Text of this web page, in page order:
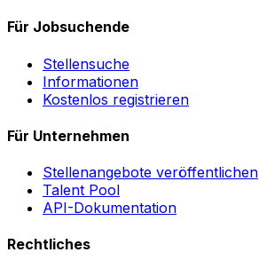
Für Jobsuchende
Stellensuche
Informationen
Kostenlos registrieren
Für Unternehmen
Stellenangebote veröffentlichen
Talent Pool
API-Dokumentation
Rechtliches